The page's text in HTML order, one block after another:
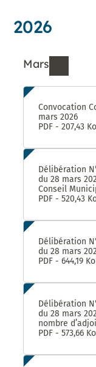
2026
Mars
Ressources
Convocation
mars 2026
PDF - 207,43 Ko
Délibération
du 28 mars
Conseil
PDF - 520,43
Délibération
du 28 mars
PDF - 644,19 Ko
Délibération
du 28 mars
nombre
PDF - 573,66 Ko